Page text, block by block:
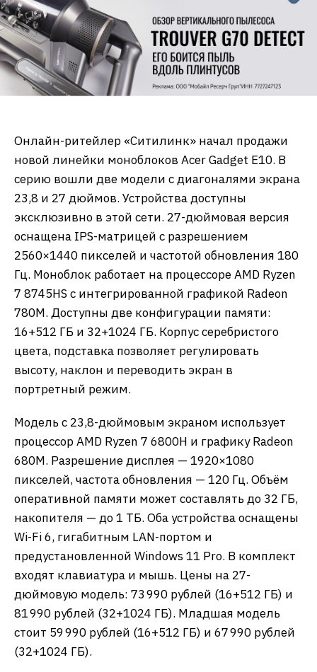
Онлайн-ритейлер «Ситилинк» начал продажи
новой линейки моноблоков Acer Gadget E10. В
серию вошли две модели с диагоналями экрана
23,8 и 27 дюймов. Устройства доступны
эксклюзивно в этой сети. 27-дюймовая версия
оснащена IPS-матрицей с разрешением
2560×1440 пикселей и частотой обновления 180
Гц. Моноблок работает на процессоре AMD Ryzen
7 8745HS с интегрированной графикой Radeon
780M. Доступны две конфигурации памяти:
16+512 ГБ и 32+1024 ГБ. Корпус серебристого
цвета, подставка позволяет регулировать
высоту, наклон и переводить экран в
портретный режим.
Модель с 23,8-дюймовым экраном использует
процессор AMD Ryzen 7 6800H и графику Radeon
680M. Разрешение дисплея — 1920×1080
пикселей, частота обновления — 120 Гц. Объём
оперативной памяти может составлять до 32 ГБ,
накопителя — до 1 ТБ. Оба устройства оснащены
Wi-Fi 6, гигабитным LAN-портом и
предустановленной Windows 11 Pro. В комплект
входят клавиатура и мышь. Цены на 27-
дюймовую модель: 73 990 рублей (16+512 ГБ) и
81 990 рублей (32+1024 ГБ). Младшая модель
стоит 59 990 рублей (16+512 ГБ) и 67 990 рублей
(32+1024 ГБ).